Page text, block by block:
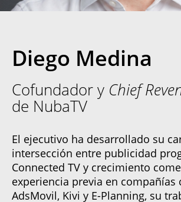
Diego Medina
Cofundador y Chief
de NubaTV
El ejecutivo ha desarrollado su
intersección entre publicidad
Connected TV y crecimiento
experiencia previa en compañías
AdsMovil, Kivi y E-Planning, su